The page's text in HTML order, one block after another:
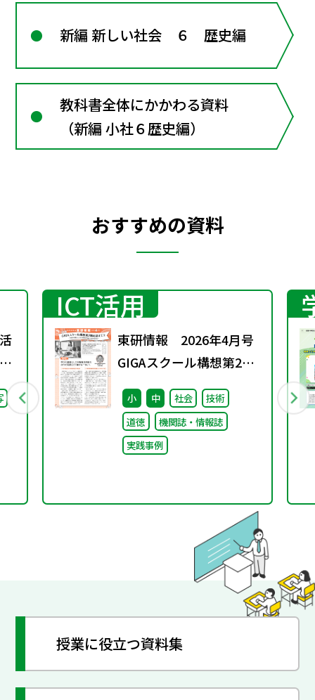
新編 新しい社会 ６ 歴史編
教科書全体にかかわる資料
（新編 小社６歴史編）
おすすめの資料
ICT活用
東研情報 2026年4月号
GIGAスクール構想第2期
を迎えて ③
小 中 社会
技術
道徳
機関誌・情報誌
実践事例
授業に役立つ資料集